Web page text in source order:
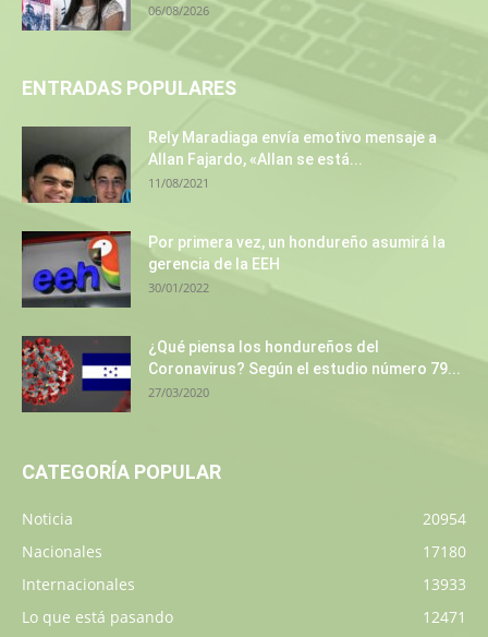
06/08/2026
ENTRADAS POPULARES
Rely Maradiaga envía emotivo mensaje a
Allan Fajardo, «Allan se está...
11/08/2021
Por primera vez, un hondureño asumirá la
gerencia de la EEH
30/01/2022
¿Qué piensa los hondureños del
Coronavirus? Según el estudio número 79...
27/03/2020
CATEGORÍA POPULAR
Noticia
20954
Nacionales
17180
Internacionales
13933
Lo que está pasando
12471